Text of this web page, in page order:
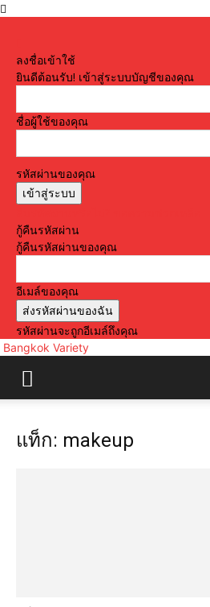
ลงชื่อเข้าใช้
ยินดีต้อนรับ! เข้าสู่ระบบบัญชีของคุณ
ชื่อผู้ใช้ของคุณ
รหัสผ่านของคุณ
กู้คืนรหัสผ่าน
กู้คืนรหัสผ่านของคุณ
อีเมล์ของคุณ
รหัสผ่านจะถูกอีเมล์ถึงคุณ
Bangkok Variety
แท็ก: makeup